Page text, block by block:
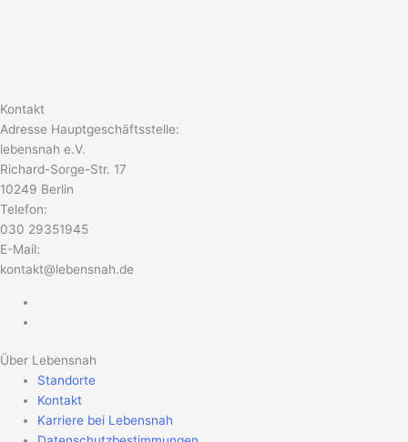
Kontakt
Adresse Hauptgeschäftsstelle:
lebensnah e.V.
Richard-Sorge-Str. 17
10249 Berlin
Telefon:
030 29351945
E-Mail:
kontakt@lebensnah.de
Über Lebensnah
Standorte
Kontakt
Karriere bei Lebensnah